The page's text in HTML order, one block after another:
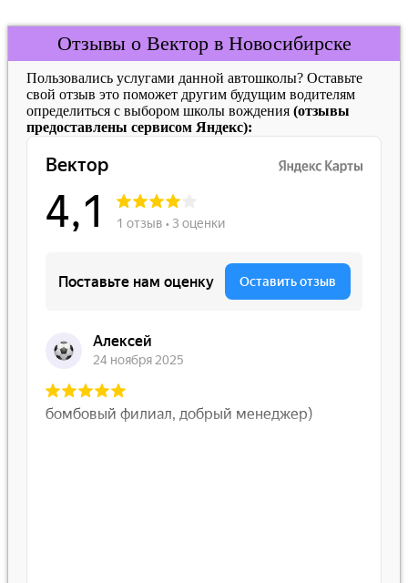
Отзывы о Вектор в Новосибирске
Пользовались услугами данной автошколы? Оставьте
свой отзыв это поможет другим будущим водителям
определиться с выбором школы вождения (отзывы
предоставлены сервисом Яндекс):